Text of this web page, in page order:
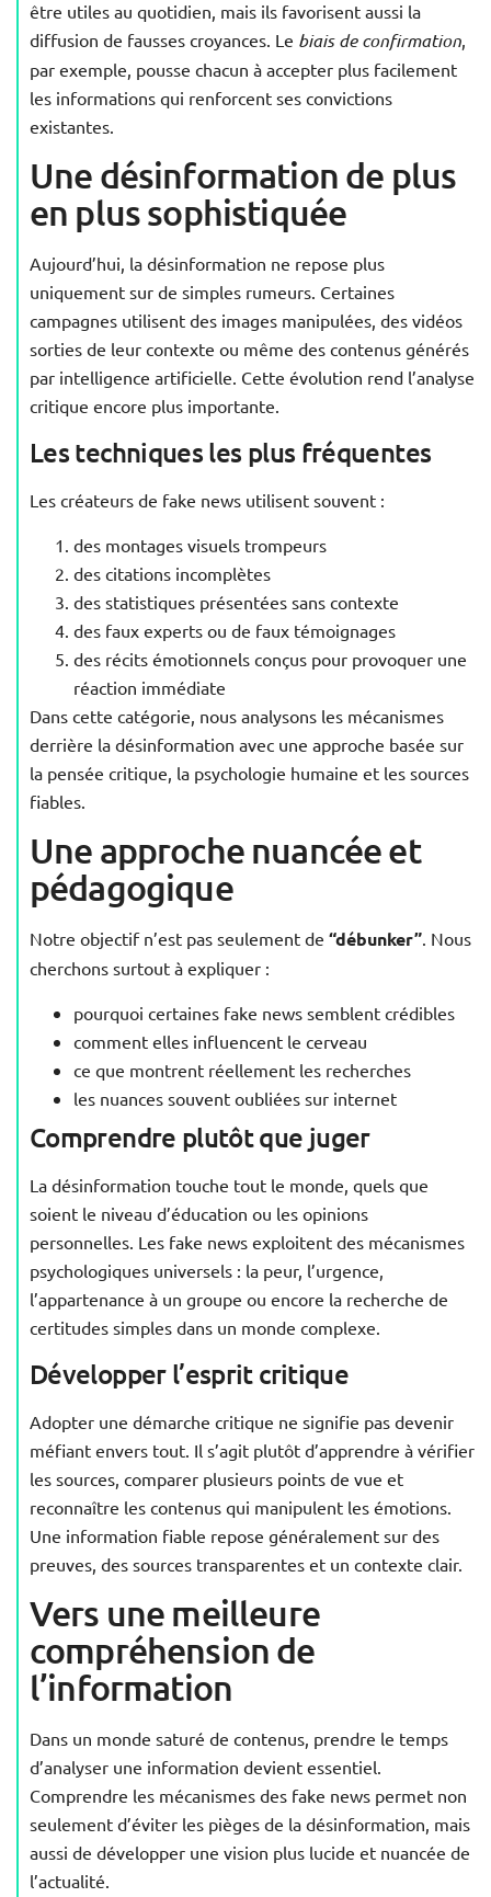
être utiles au quotidien, mais ils favorisent aussi la
diffusion de fausses croyances. Le biais de confirmation,
par exemple, pousse chacun à accepter plus facilement
les informations qui renforcent ses convictions
existantes.
Une désinformation de plus
en plus sophistiquée
Aujourd’hui, la désinformation ne repose plus
uniquement sur de simples rumeurs. Certaines
campagnes utilisent des images manipulées, des vidéos
sorties de leur contexte ou même des contenus générés
par intelligence artificielle. Cette évolution rend l’analyse
critique encore plus importante.
Les techniques les plus fréquentes
Les créateurs de fake news utilisent souvent :
des montages visuels trompeurs
des citations incomplètes
des statistiques présentées sans contexte
des faux experts ou de faux témoignages
des récits émotionnels conçus pour provoquer une
réaction immédiate
Dans cette catégorie, nous analysons les mécanismes
derrière la désinformation avec une approche basée sur
la pensée critique, la psychologie humaine et les sources
fiables.
Une approche nuancée et
pédagogique
Notre objectif n’est pas seulement de “débunker”. Nous
cherchons surtout à expliquer :
pourquoi certaines fake news semblent crédibles
comment elles influencent le cerveau
ce que montrent réellement les recherches
les nuances souvent oubliées sur internet
Comprendre plutôt que juger
La désinformation touche tout le monde, quels que
soient le niveau d’éducation ou les opinions
personnelles. Les fake news exploitent des mécanismes
psychologiques universels : la peur, l’urgence,
l’appartenance à un groupe ou encore la recherche de
certitudes simples dans un monde complexe.
Développer l’esprit critique
Adopter une démarche critique ne signifie pas devenir
méfiant envers tout. Il s’agit plutôt d’apprendre à vérifier
les sources, comparer plusieurs points de vue et
reconnaître les contenus qui manipulent les émotions.
Une information fiable repose généralement sur des
preuves, des sources transparentes et un contexte clair.
Vers une meilleure
compréhension de
l’information
Dans un monde saturé de contenus, prendre le temps
d’analyser une information devient essentiel.
Comprendre les mécanismes des fake news permet non
seulement d’éviter les pièges de la désinformation, mais
aussi de développer une vision plus lucide et nuancée de
l’actualité.